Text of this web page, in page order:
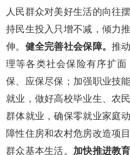
人民群众对美好生活的向往
持民生投入只增不减，倾力
伸。 健全完善社会保障。推
理等各类社会保险有序扩
保、应保尽保；加强职业技
就业，做好高校毕业生、农
群体就业，确保零就业家庭
障性住房和农村危房改造项
群众基本生活。 加快推进教育